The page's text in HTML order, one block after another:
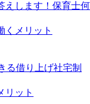
えします！保育士何
くメリット
る借り上げ社宅制
リット